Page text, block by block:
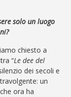
solo un luogo
chiesto a
“Le dee del
dei secoli e
un
ora ha